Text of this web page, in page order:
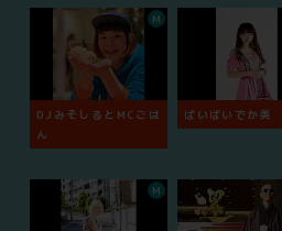
DJみそしるとMCごは
ん
M
ぱいぱいでか美
M